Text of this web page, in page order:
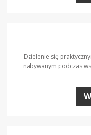
Dzielenie się
nabywanym podczas